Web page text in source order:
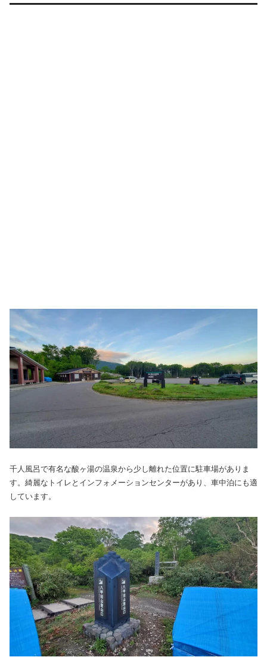
千人風呂で有名な酸ヶ湯の温泉から少し離れた位置に駐車場がありま
す。綺麗なトイレとインフォメーションセンターがあり、車中泊にも適
しています。